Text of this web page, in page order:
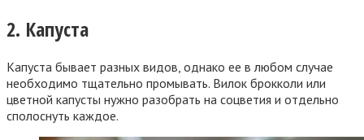
2. Капуста
Капуста бывает разных видов, однако ее в любом случае
необходимо тщательно промывать. Вилок брокколи или
цветной капусты нужно разобрать на соцветия и отдельно
сполоснуть каждое.